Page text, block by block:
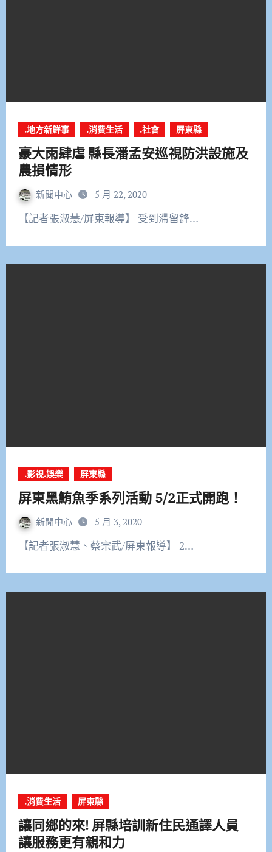
.地方新鮮事 .消費生活 .社會 屏東縣
豪大雨肆虐 縣長潘孟安巡視防洪設施及
農損情形
新聞中心 5 月 22, 2020
【記者張淑慧/屏東報導】 受到滯留鋒…
.影視.娛樂 屏東縣
屏東黑鮪魚季系列活動 5/2正式開跑！
新聞中心 5 月 3, 2020
【記者張淑慧、蔡宗武/屏東報導】 2…
.消費生活 屏東縣
讓同鄉的來! 屏縣培訓新住民通譯人員
讓服務更有親和力